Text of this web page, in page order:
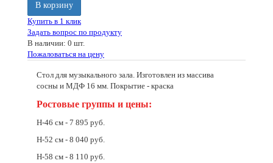
В корзину
Купить в 1 клик
Задать вопрос по продукту
В наличии: 0 шт.
Пожаловаться на цену
Стол для музыкального зала. Изготовлен из массива
сосны и МДФ 16 мм. Покрытие - краска
Ростовые группы и цены:
Н-46 см - 7 895 руб.
Н-52 см - 8 040 руб.
Н-58 см - 8 110 руб.